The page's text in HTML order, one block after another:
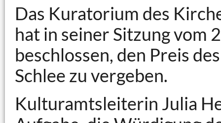
Das Kuratorium des
hat in seiner Sitzung vom
beschlossen, den Preis
Schlee zu vergeben.
Kulturamtsleiterin Julia